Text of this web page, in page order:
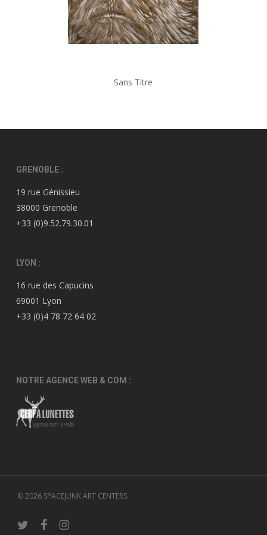
Sans Titre
GRENOBLE :
19 rue Génissieu
38000 Grenoble
+33 (0)9.52.79.30.01
LYON :
16 rue des Capucins
69001 Lyon
+33 (0)4 78 72 64 02
NOTRE AGENCE WEB & COM :
© 2026 SPACEJUNK ART CENTERS.
twitter facebookinstagram